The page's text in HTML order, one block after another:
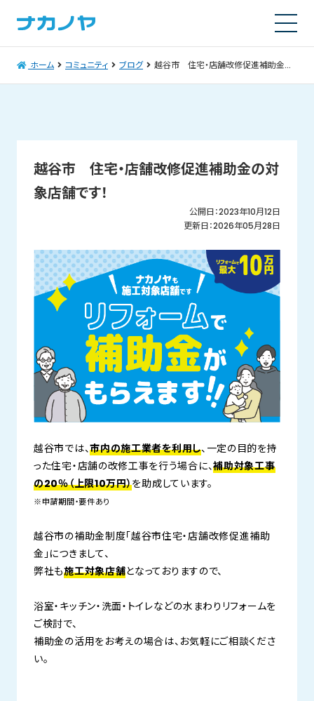
ホーム コミュニティ ブログ 越谷市 住宅・店舗改修促進補助金の対象店舗です！
越谷市 住宅・店舗改修促進補助金の対
象店舗です！
公開日：2023年10月12日
更新日：2026年05月28日
越谷市では、市内の施工業者を利用し、一定の目的を持
った住宅・店舗の改修工事を行う場合に、補助対象工事
の20％（上限10万円）を助成しています。
※申請期間・要件あり
越谷市の補助金制度「越谷市住宅・店舗改修促進補助
金」につきまして、
弊社も施工対象店舗となっておりますので、
浴室・キッチン・洗面・トイレなどの水まわりリフォームを
ご検討で、
補助金の活用をお考えの場合は、お気軽にご相談くださ
い。